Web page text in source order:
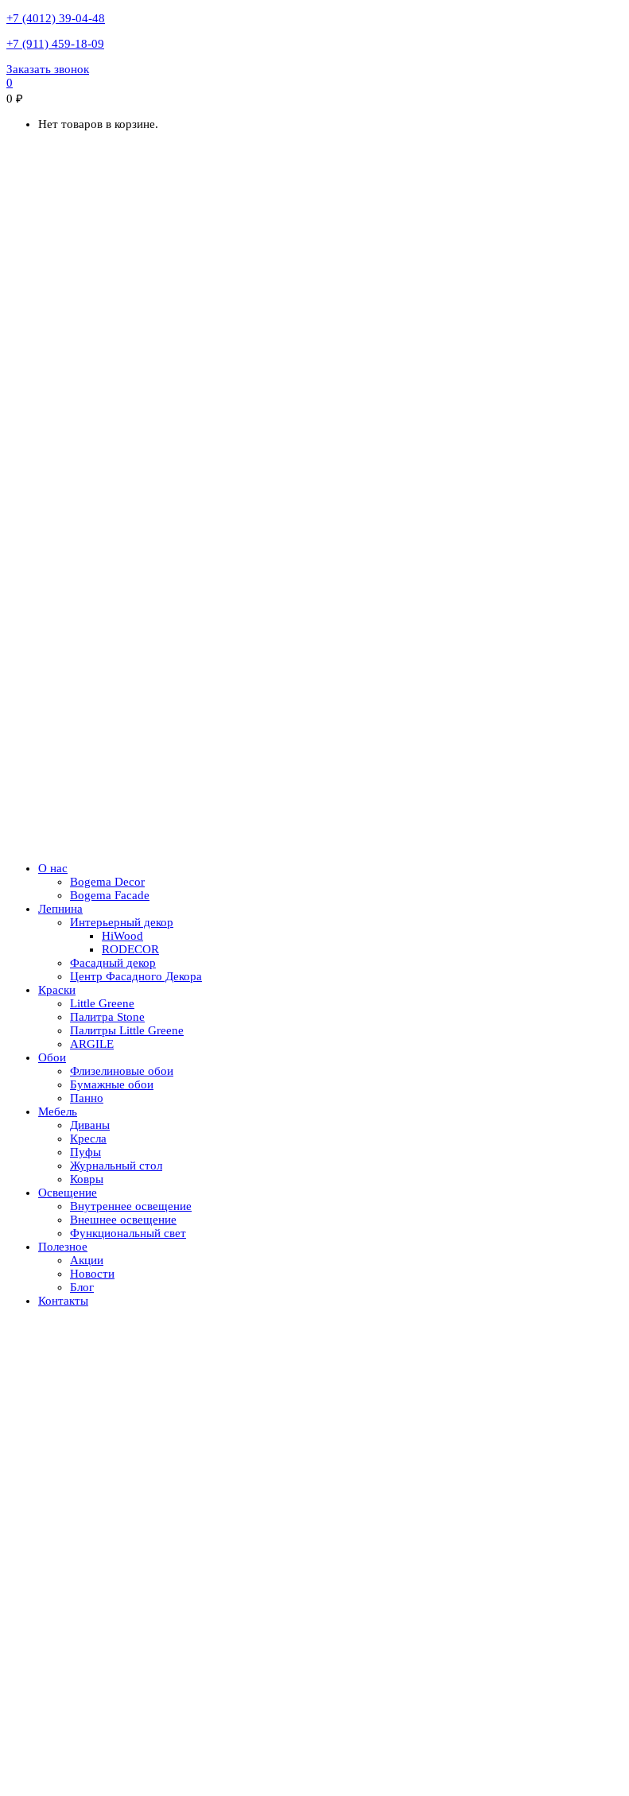
+7 (4012) 39-04-48
+7 (911) 459-18-09
Заказать звонок
0
0 ₽
Нет товаров в корзине.
О нас
Bogema Decor
Bogema Facade
Лепнина
Интерьерный декор
HiWood
RODECOR
Фасадный декор
Центр Фасадного Декора
Краски
Little Greene
Палитра Stone
Палитры Little Greene
ARGILE
Обои
Флизелиновые обои
Бумажные обои
Панно
Мебель
Диваны
Кресла
Пуфы
Журнальный стол
Ковры
Освещение
Внутреннее освещение
Внешнее освещение
Функциональный свет
Полезное
Акции
Новости
Блог
Контакты